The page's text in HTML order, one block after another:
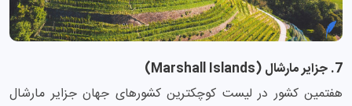
7. جزایر مارشال (Marshall Islands)
هفتمین کشور در لیست کوچکترین کشورهای جهان جزایر مارشال